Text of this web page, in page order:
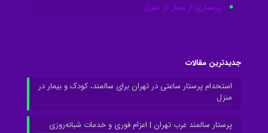
پرستاری از بیمار در منزل
جدیدترین مقالات
استخدام پرستار ساعتی در تهران برای سالمند، کودک و بیمار در
منزل
پرستار سالمند غرب تهران | اعزام فوری و خدمات شبانه‌روزی